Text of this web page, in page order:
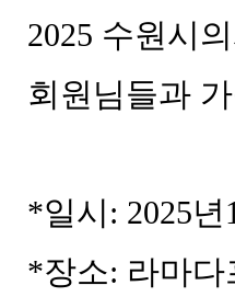
2025 수원시
회원님들과
*일시: 2025년
*장소: 라마다